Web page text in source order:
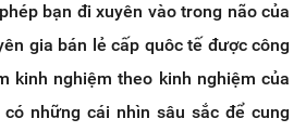
bạn đi xuyên vào trong não của
gia bán lẻ cấp quôc tế được công
kinh nghiệm theo kinh nghiệm của
những cái nhìn sâu sắc để cung